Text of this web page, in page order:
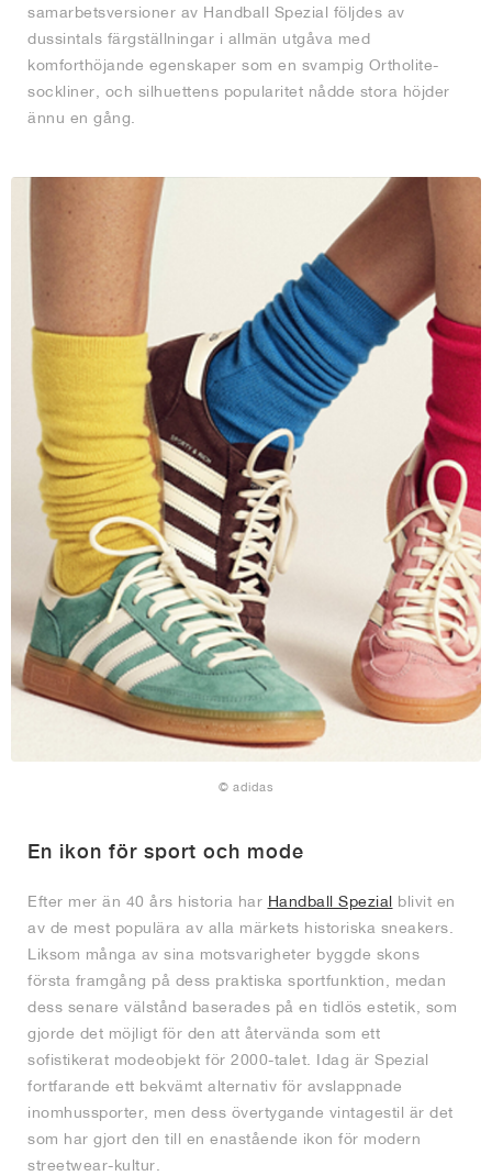
samarbetsversioner av Handball Spezial följdes av
dussintals färgställningar i allmän utgåva med
komforthöjande egenskaper som en svampig Ortholite-
sockliner, och silhuettens popularitet nådde stora höjder
ännu en gång.
© adidas
En ikon för sport och mode
Efter mer än 40 års historia har Handball Spezial blivit en
av de mest populära av alla märkets historiska sneakers.
Liksom många av sina motsvarigheter byggde skons
första framgång på dess praktiska sportfunktion, medan
dess senare välstånd baserades på en tidlös estetik, som
gjorde det möjligt för den att återvända som ett
sofistikerat modeobjekt för 2000-talet. Idag är Spezial
fortfarande ett bekvämt alternativ för avslappnade
inomhussporter, men dess övertygande vintagestil är det
som har gjort den till en enastående ikon för modern
streetwear-kultur.